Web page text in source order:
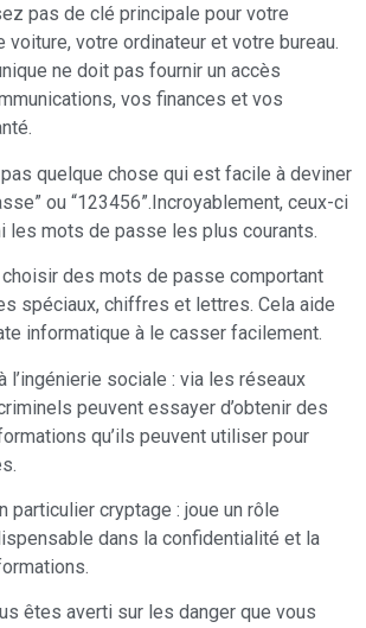
pas de clé principale pour votre
voiture, votre ordinateur et votre bureau.
ne doit pas fournir un accès
vos finances et vos
pas quelque chose qui est facile à deviner
ou “123456”.Incroyablement, ceux-ci
les mots de passe les plus courants.
des mots de passe comportant
spéciaux, chiffres et lettres. Cela aide
informatique à le casser facilement.
l’ingénierie sociale : via les réseaux
peuvent essayer d’obtenir des
qu’ils peuvent utiliser pour
particulier cryptage : joue un rôle
dans la confidentialité et la
êtes averti sur les danger que vous